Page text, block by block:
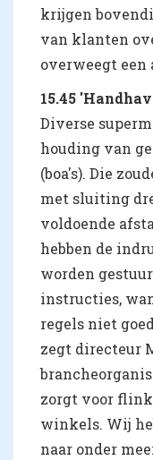
krijgen
van klanten
overweegt een
15.45
Diverse
houding van
(boa's). Die
met sluiting
voldoende
hebben de
worden
instructies,
regels niet
zegt directeur
zorgt voor
winkels. Wij
naar onder